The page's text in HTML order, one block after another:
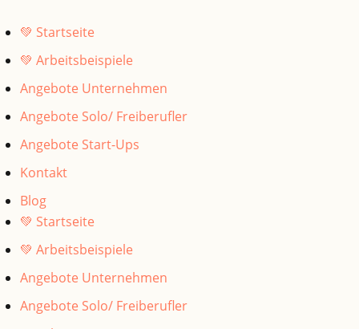
💚 Startseite
💚 Arbeitsbeispiele
Angebote Unternehmen
Angebote Solo/ Freiberufler
Angebote Start-Ups
Kontakt
Blog
💚 Startseite
💚 Arbeitsbeispiele
Angebote Unternehmen
Angebote Solo/ Freiberufler